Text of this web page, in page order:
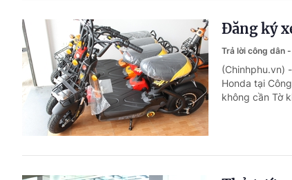
Đăng ký
Trả lời công dân
(Chinhphu.vn)
Honda tại
không cần Tờ